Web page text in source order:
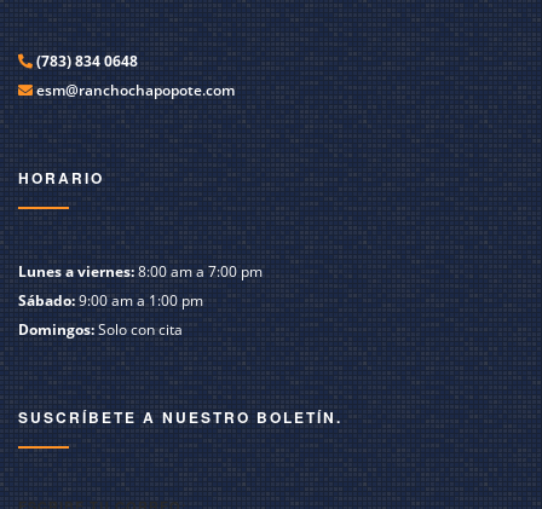
(783) 834 0648
esm@ranchochapopote.com
HORARIO
Lunes a viernes:8:00 am a 7:00 pm
Sábado:9:00 am a 1:00 pm
Domingos:Solo con cita
SUSCRÍBETE A NUESTRO BOLETÍN.